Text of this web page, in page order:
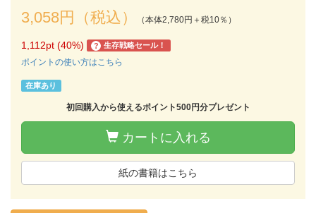
3,058円（税込） （本体2,780円＋税10％）
1,112pt (40%) ? 生存戦略セール！
ポイントの使い方はこちら
在庫あり
初回購入から使えるポイント500円分プレゼント
カートに入れる
紙の書籍はこちら